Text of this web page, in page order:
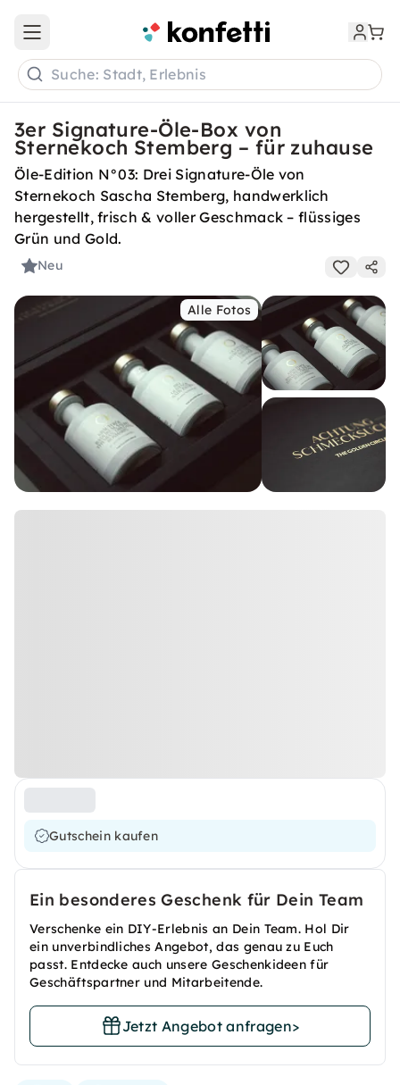
Open main menu
Suche: Stadt, Erlebnis
3er Signature-Öle-Box von
Sternekoch Stemberg – für zuhause
Öle-Edition N°03: Drei Signature-Öle von
Sternekoch Sascha Stemberg, handwerklich
hergestellt, frisch & voller Geschmack – flüssiges
Grün und Gold.
Neu
Alle Fotos
Gutschein kaufen
Ein besonderes Geschenk für Dein Team
Verschenke ein DIY-Erlebnis an Dein Team. Hol Dir
ein unverbindliches Angebot, das genau zu Euch
passt. Entdecke auch unsere Geschenkideen für
Geschäftspartner und Mitarbeitende.
Jetzt Angebot anfragen>